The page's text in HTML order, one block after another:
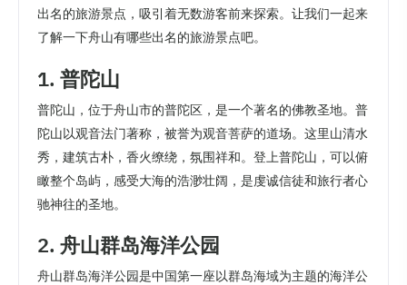
出名的旅游景点，吸引着无数游客前来探索。让我们一起来
了解一下舟山有哪些出名的旅游景点吧。
1. 普陀山
普陀山，位于舟山市的普陀区，是一个著名的佛教圣地。普
陀山以观音法门著称，被誉为观音菩萨的道场。这里山清水
秀，建筑古朴，香火缭绕，氛围祥和。登上普陀山，可以俯
瞰整个岛屿，感受大海的浩渺壮阔，是虔诚信徒和旅行者心
驰神往的圣地。
2. 舟山群岛海洋公园
舟山群岛海洋公园是中国第一座以群岛海域为主题的海洋公